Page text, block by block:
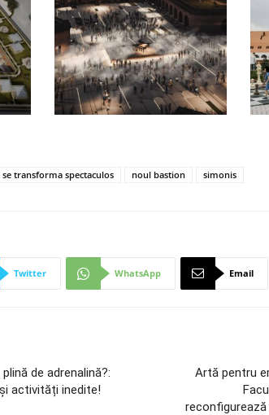
transforma spectaculos noul bastion simonis
Twitter WhatsApp Email
de adrenalină?:
activități inedite!
Artă pentru